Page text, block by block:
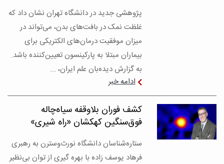
پژوهشی جدید در دانشگاه تهران نشان داد که
غلظت نمک در بافت‌های بدن، می‌تواند در
میزان موفقیت درمان‌های الکتریکی برای
بیماران مبتلا به پارکینسون تعیین‌کننده باشد.
به گزارش دیده‌بان علم ایران، ...
ادامه خبر
کشف فوران بلاوقفه سیاه‌چاله
فوق‌سنگین کهکشان «راه شیری»
ستاره‌شناسان دانشگاه نورث‌وسترن به رهبری
فرهاد یوسف زاده با بهره گیری از توان بی‌نظیر